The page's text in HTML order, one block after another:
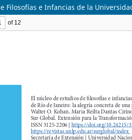
Filosofías e Infancias de la